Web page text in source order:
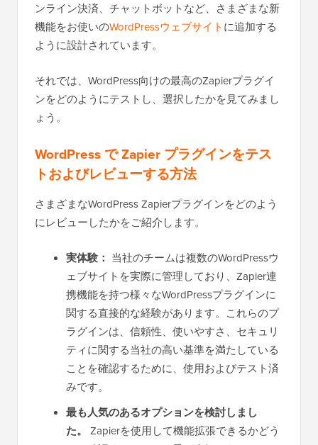
ンライン決済、チャットボットなど、さまざまな新
機能をお使いのWordPressウェブサイトに追加する
ように設計されています。
それでは、WordPress向けの最高のZapierプラグイ
ンをどのようにテストし、選択したかを見てみまし
ょう。
WordPress で Zapier プラグインをテス
トおよびレビューする方法
さまざまなWordPress Zapierプラグインをどのよう
にレビューしたかをご紹介します。
実体験： 当社のチームは複数のWordPressウ
ェブサイトを実際に管理しており、Zapier連
携機能を持つ様々なWordPressプラグインに
関する直接的な経験があります。これらのプ
ラグインは、信頼性、使いやすさ、セキュリ
ティに関する当社の高い基準を満たしている
ことを確認するために、使用およびテスト済
みです。
最も人気のあるオプションを検討しまし
た。
Zapierを使用して機能拡張できるかどう